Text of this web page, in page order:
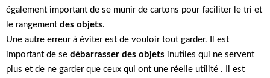
également important de se munir de cartons pour faciliter le tri et
le rangement des objets.
Une autre erreur à éviter est de vouloir tout garder. Il est
important de se débarrasser des objets inutiles qui ne servent
plus et de ne garder que ceux qui ont une réelle utilité . Il est